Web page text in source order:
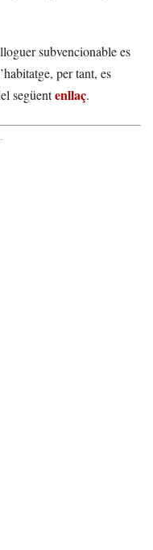
subvencionable es
per tant, es
següentenllaç.